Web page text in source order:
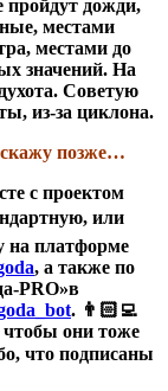
пройдут дожди,
местами
местами до
значений. На
Советую
из-за циклона.
позже…
с проектом
или
на платформе
, а также по
PRO»в
. 👨🏻‍💻
они тоже
что подписаны